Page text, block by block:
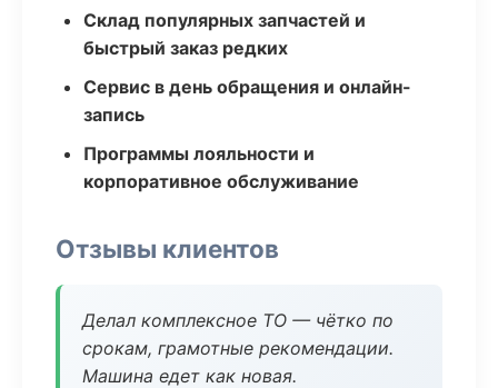
Склад популярных запчастей и
быстрый заказ редких
Сервис в день обращения и онлайн-
запись
Программы лояльности и
корпоративное обслуживание
Отзывы клиентов
Делал комплексное ТО — чётко по
срокам, грамотные рекомендации.
Машина едет как новая.